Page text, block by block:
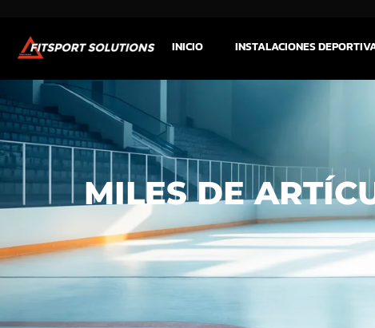
INICIO INSTALACIONES
MILES DE